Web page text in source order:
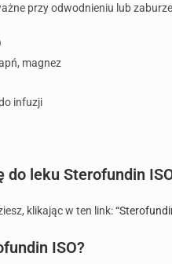
przy odwodnieniu lub
magnez
infuzji
do leku Sterofundin
klikając w ten link:
ISO?